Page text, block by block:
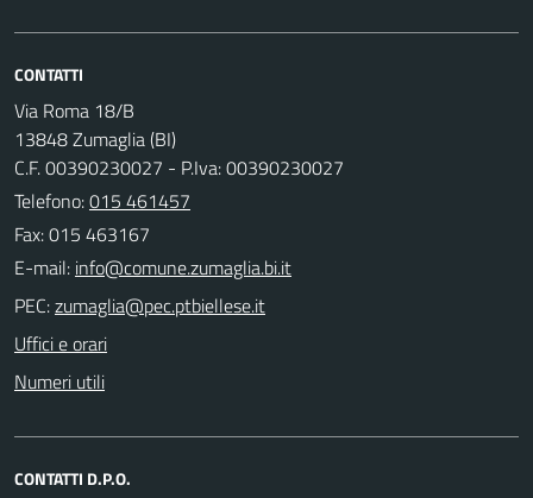
CONTATTI
Via Roma 18/B
13848 Zumaglia (BI)
C.F. 00390230027 - P.Iva: 00390230027
Telefono:015 461457
Fax: 015 463167
E-mail:
PEC:
Uffici e orari
Numeri utili
CONTATTI D.P.O.